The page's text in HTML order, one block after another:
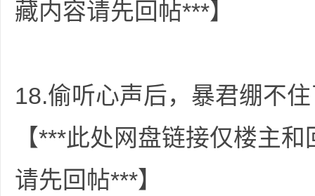
藏内容请先回帖***】
18.偷听心声后，暴君绷不
【***此处网盘链接仅楼主
请先回帖***】